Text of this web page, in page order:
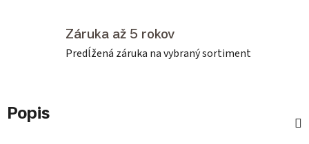
Záruka až 5 rokov
Predĺžená záruka na vybraný sortiment
Popis